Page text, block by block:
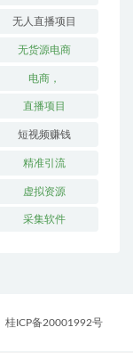
无人直播项目
无货源电商
电商，
直播项目
短视频赚钱
精准引流
虚拟资源
采集软件
桂ICP备20001992号